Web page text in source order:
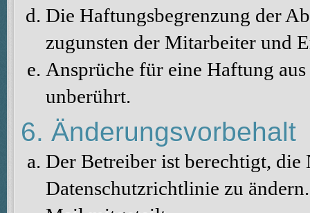
Die Haftungsbegrenzung der
zugunsten der Mitarbeiter und
Ansprüche für eine Haftung
unberührt.
6. Änderungsvorbehalt
Der Betreiber ist berechtigt,
Datenschutzrichtlinie zu